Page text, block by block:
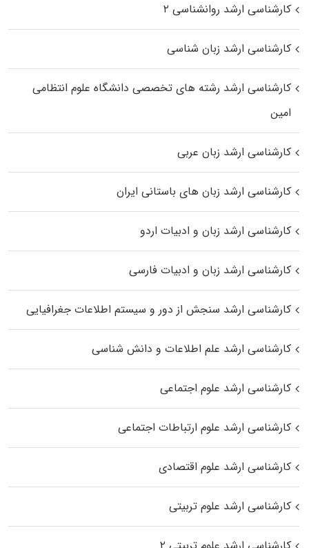
کارشناسی ارشد روانشناسی ۲
کارشناسی ارشد زبان شناسی
کارشناسی ارشد رﺷﺘﻪ ﻫﺎی تخصصی داﻧﺸﮕﺎه ﻋﻠﻮم انتظامی
اﻣﻴﻦ
کارشناسی ارشد زبان عربی
کارشناسی ارشد زبان‌ های باستانی ایران
کارشناسی ارشد زبان و ادبیات اردو
کارشناسی ارشد زبان و ادبیات فارسی
کارشناسی ارشد سنجش از دور و سیستم اطلاعات جغرافیایی
کارشناسی ارشد علم اطلاعات و دانش شناسی
کارشناسی ارشد علوم اجتماعی
کارشناسی ارشد علوم ارتباطات اجتماعی
کارشناسی ارشد علوم اقتصادی
کارشناسی ارشد علوم تربیتی